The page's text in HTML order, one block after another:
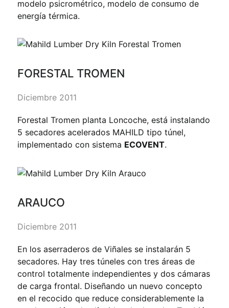
modelo psicrométrico, modelo de consumo de
energía térmica.
FORESTAL TROMEN
Diciembre 2011
Forestal Tromen planta Loncoche, está instalando
5 secadores acelerados MAHILD tipo túnel,
implementado con sistema ECOVENT.
ARAUCO
Diciembre 2011
En los aserraderos de Viñales se instalarán 5
secadores. Hay tres túneles con tres áreas de
control totalmente independientes y dos cámaras
de carga frontal. Diseñando un nuevo concepto
en el recocido que reduce considerablemente la